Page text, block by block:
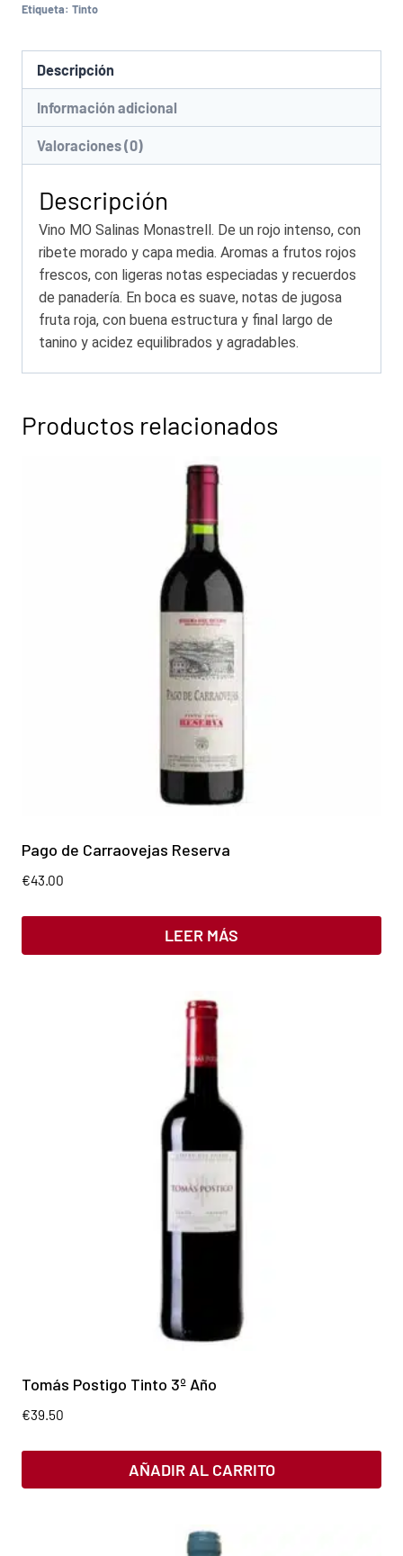
Etiqueta: Tinto
Descripción
Información adicional
Valoraciones (0)
Descripción
Vino MO Salinas Monastrell. De un rojo intenso, con
ribete morado y capa media. Aromas a frutos rojos
frescos, con ligeras notas especiadas y recuerdos
de panadería. En boca es suave, notas de jugosa
fruta roja, con buena estructura y final largo de
tanino y acidez equilibrados y agradables.
Productos relacionados
Pago de Carraovejas Reserva
€43.00
LEER MÁS
Tomás Postigo Tinto 3º Año
€39.50
AÑADIR AL CARRITO